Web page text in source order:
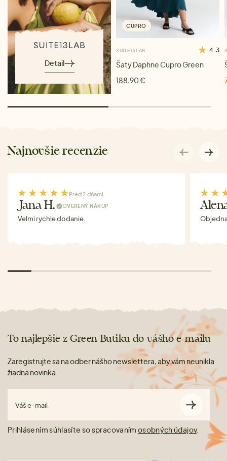
Detail
CUPRO
SUITE13LAB 4.3
Šaty Daphne Cupro Green
188,90 €
Najnovšie recenzie
Pred 2 dňami
Jana H. OVERENÝ NÁKUP
Velmi rychle dodanie.
To najlepšie z Green Butiku do vášho e-mailu
Zaregistrujte sa na odber nášho newslettera, aby vám neunikla
žiadna novinka.
Váš e-mail
Prihlásením súhlasíte so spracovaním osobných údajov.